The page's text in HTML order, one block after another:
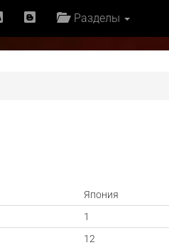
Разделы
Япония
1
12